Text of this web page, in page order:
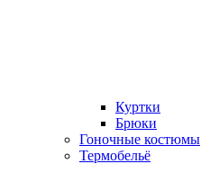
Куртки
Брюки
Гоночные костюмы
Термобельё